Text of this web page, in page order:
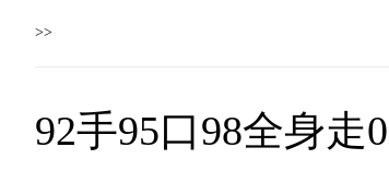
>>
92手95口98全身